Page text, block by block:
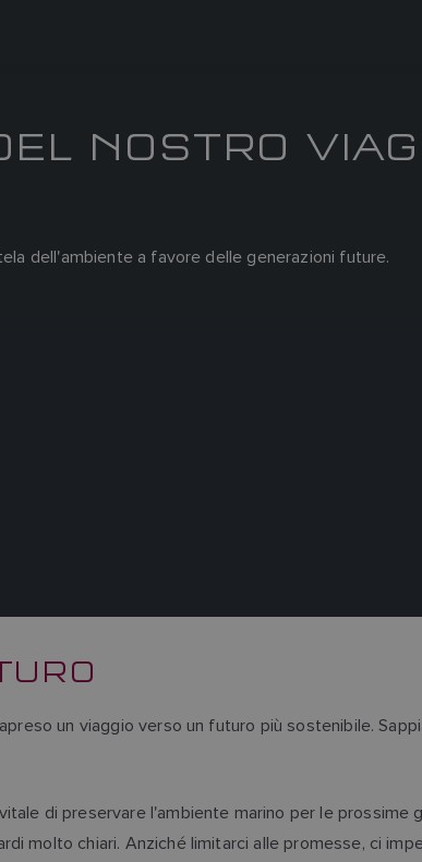
NOSTRO
dell'ambiente a favore delle generazioni future.
un viaggio verso un futuro più sostenibile.
di preservare l'ambiente marino per le prossime
molto chiari. Anziché limitarci alle promesse, ci